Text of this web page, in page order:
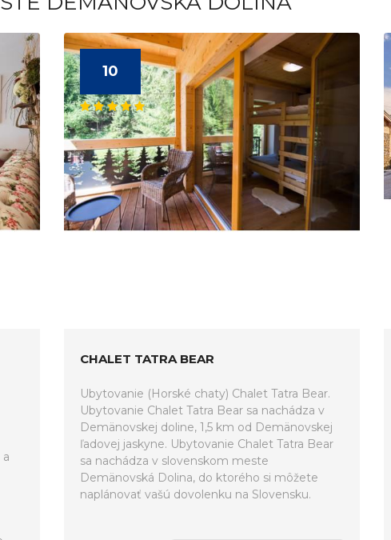
10
CHALET TATRA BEAR
Ubytovanie (Horské chaty) Chalet Tatra Bear.
Ubytovanie Chalet Tatra Bear sa nachádza v
Demänovskej doline, 1,5 km od Demänovskej
ľadovej jaskyne. Ubytovanie Chalet Tatra Bear
sa nachádza v slovenskom meste
Demänovská Dolina, do ktorého si môžete
naplánovať vašú dovolenku na Slovensku.